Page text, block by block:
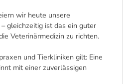
wir heute unsere
gleichzeitig ist das ein guter
Veterinärmedizin zu richten.
und Tierkliniken gilt: Eine
mit einer zuverlässigen